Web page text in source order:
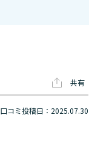
共有
口コミ投稿日：2025.07.30